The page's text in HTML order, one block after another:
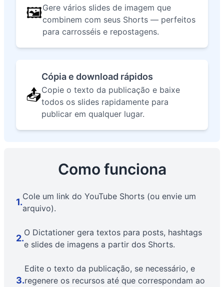
🖼️Gere vários slides de imagem que
combinem com seus Shorts — perfeitos
para carrosséis e repostagens.
📤
Cópia e download rápidos
Copie o texto da publicação e baixe
todos os slides rapidamente para
publicar em qualquer lugar.
Como funciona
1.
Cole um link do YouTube Shorts (ou envie um
arquivo).
2.
O Dictationer gera textos para posts, hashtags
e slides de imagens a partir dos Shorts.
3.
Edite o texto da publicação, se necessário, e
regenere os recursos até que correspondam ao